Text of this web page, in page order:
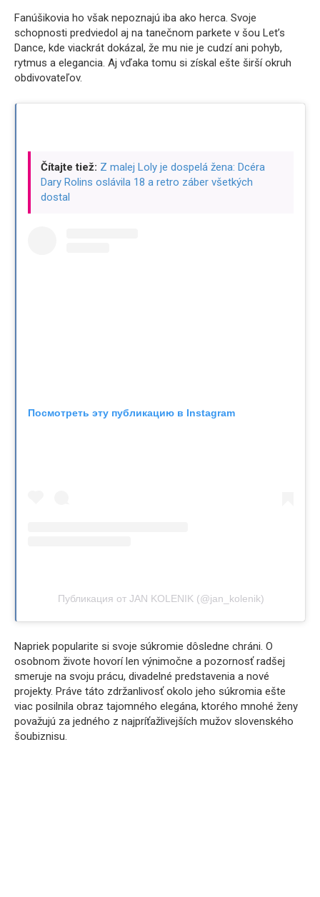
Fanúšikovia ho však nepoznajú iba ako herca. Svoje
schopnosti predviedol aj na tanečnom parkete v šou Let’s
Dance, kde viackrát dokázal, že mu nie je cudzí ani pohyb,
rytmus a elegancia. Aj vďaka tomu si získal ešte širší okruh
obdivovateľov.
Čítajte tiež: Z malej Loly je dospelá žena: Dcéra
Dary Rolins oslávila 18 a retro záber všetkých
dostal
Посмотреть эту публикацию в Instagram
Публикация от JAN KOLENIK (@jan_kolenik)
Napriek popularite si svoje súkromie dôsledne chráni. O
osobnom živote hovorí len výnimočne a pozornosť radšej
smeruje na svoju prácu, divadelné predstavenia a nové
projekty. Práve táto zdržanlivosť okolo jeho súkromia ešte
viac posilnila obraz tajomného elegána, ktorého mnohé ženy
považujú za jedného z najpríťažlivejších mužov slovenského
šoubiznisu.